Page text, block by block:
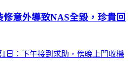
意外導致NAS全毀，珍貴回
1日：下午接到求助，傍晚上門收機